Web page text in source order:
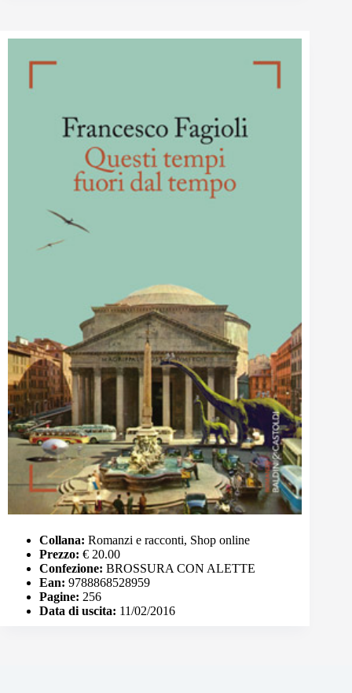
Collana: Romanzi e racconti, Shop online
Prezzo: € 20.00
Confezione: BROSSURA CON ALETTE
Ean: 9788868528959
Pagine: 256
Data di uscita: 11/02/2016